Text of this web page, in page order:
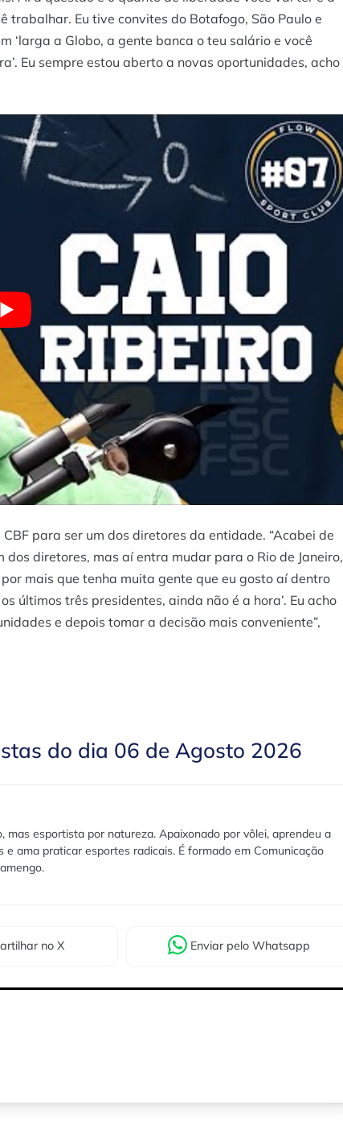
trabalhar. Eu tive convites do Botafogo, São Paulo e
‘larga a Globo, a gente banca o teu salário e você
Eu sempre estou aberto a novas oportunidades, acho
para ser um dos diretores da entidade. “Acabei de
dos diretores, mas aí entra mudar para o Rio de Janeiro,
mais que tenha muita gente que eu gosto aí dentro
últimos três presidentes, ainda não é a hora’. Eu acho
e depois tomar a decisão mais conveniente”,
do dia 06 de Agosto 2026
mas esportista por natureza. Apaixonado por vôlei, aprendeu a
e ama praticar esportes radicais. É formado em Comunicação
no X Enviar pelo Whatsapp